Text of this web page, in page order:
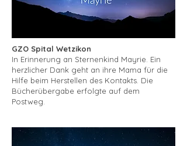
GZO Spital Wetzikon
In Erinnerung an Sternenkind Mayrie. Ein
herzlicher Dank geht an ihre Mama für die
Hilfe beim Herstellen des Kontakts. Die
Bücherübergabe erfolgte auf dem
Postweg.